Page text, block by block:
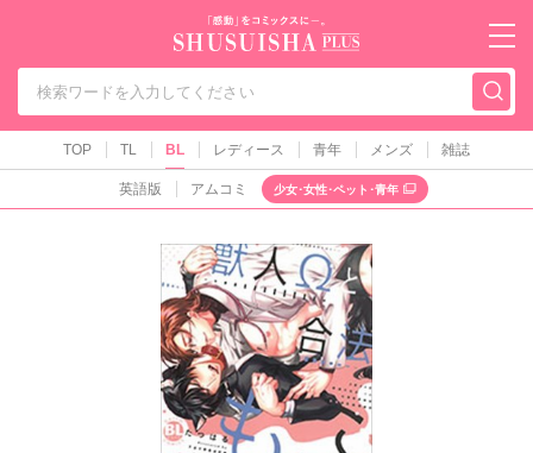
秋水社PLUS（テ
TOP TL BL レディース 青年 メンズ 雑誌
英語版 アムコミ 少女･女性･ペット･青年